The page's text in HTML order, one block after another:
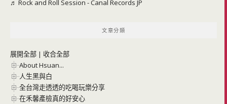
♬ Rock and Roll Session - Canal Records JP
文章分類
展開全部 | 收合全部
About Hsuan...
人生黑與白
全台灣走透透的吃喝玩樂分享
在禾馨產檢真的好安心